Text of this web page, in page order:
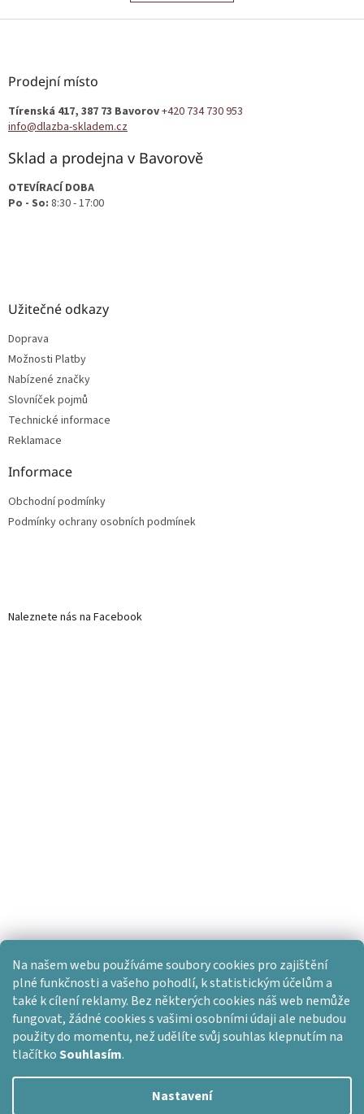
Na našem webu používáme soubory cookies pro zajištění
plné funkčnosti a vašeho pohodlí, k statistickým účelům a
také k cílení reklamy. Bez některých cookies náš web nemůže
fungovat, žádné cookies s vašimi osobními údaji ale nebudou
použity do momentu, než udělíte svůj souhlas klepnutím na
tlačítkoSouhlasím.
Nastavení
Z
Prodejní místo
Tírenská 417, 387 73 Bavorov+420 734 730 953
info@dlazba-skladem.cz
Sklad a prodejna v Bavorově
OTEVÍRACÍ DOBA
Po - So: 8:30 - 17:00
Užitečné odkazy
Doprava
Možnosti Platby
Nabízené značky
Slovníček pojmů
Technické informace
Reklamace
Informace
Obchodní podmínky
Podmínky ochrany osobních podmínek
Naleznete nás na Facebook
Vytvořil Shoptet